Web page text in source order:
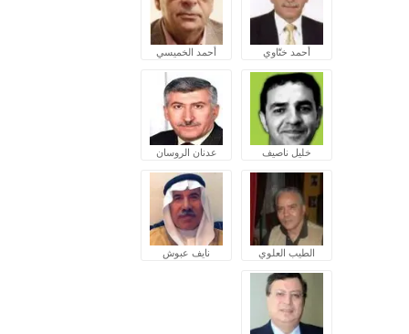
أحمد ختّاوي أحمد الخميسي
خليل ناصيف عدنان الروسان
الطيب العلوي نايف عبوش